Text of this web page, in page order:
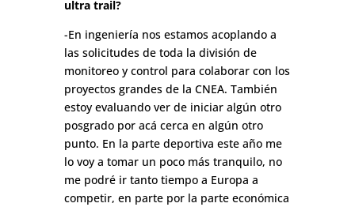
ultra trail?
-En ingeniería nos estamos acoplando a
las solicitudes de toda la división de
monitoreo y control para colaborar con los
proyectos grandes de la CNEA. También
estoy evaluando ver de iniciar algún otro
posgrado por acá cerca en algún otro
punto. En la parte deportiva este año me
lo voy a tomar un poco más tranquilo, no
me podré ir tanto tiempo a Europa a
competir, en parte por la parte económica